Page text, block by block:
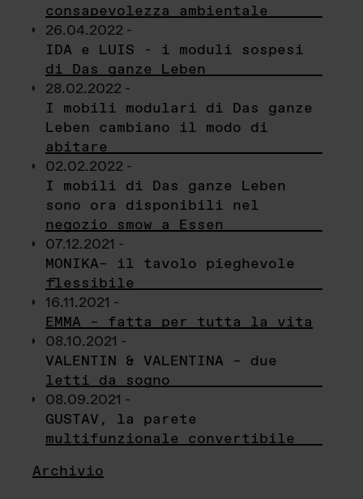
consapevolezza ambientale
26.04.2022 -
IDA e LUIS - i moduli sospesi
di Das ganze Leben
28.02.2022 -
I mobili modulari di Das ganze
Leben cambiano il modo di
abitare
02.02.2022 -
I mobili di Das ganze Leben
sono ora disponibili nel
negozio smow a Essen
07.12.2021 -
MONIKA– il tavolo pieghevole
flessibile
16.11.2021 -
EMMA – fatta per tutta la vita
08.10.2021 -
VALENTIN & VALENTINA – due
letti da sogno
08.09.2021 -
GUSTAV, la parete
multifunzionale convertibile
Archivio